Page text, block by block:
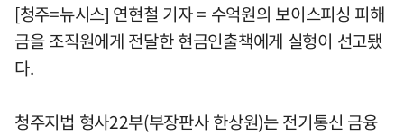
[청주=뉴시스] 연현철 기자 = 수억원의 보이스피싱 피해
금을 조직원에게 전달한 현금인출책에게 실형이 선고됐
다.
청주지법 형사22부(부장판사 한상원)는 전기통신 금융